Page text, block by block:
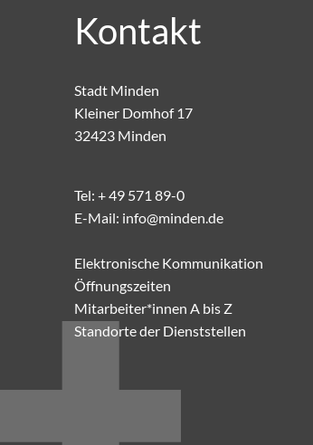
Kontakt
Stadt Minden
Kleiner Domhof 17
32423 Minden
Tel: + 49 571 89-0
E-Mail: info@minden.de
Elektronische Kommunikation
Öffnungszeiten
Mitarbeiter*innen A bis Z
Standorte der Dienststellen